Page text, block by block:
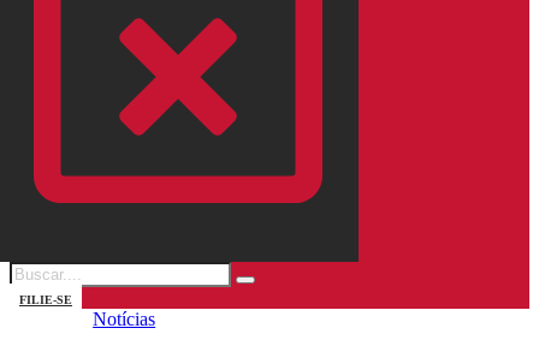
FILIE-SE
Notícias